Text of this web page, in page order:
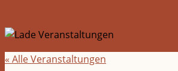
« Alle Veranstaltungen